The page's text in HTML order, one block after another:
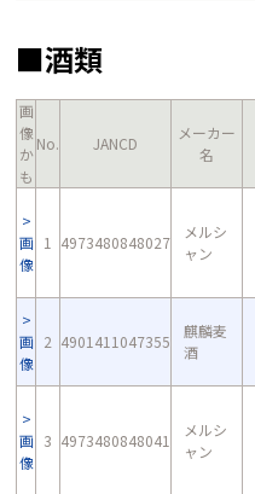
■酒類
画
像
か
も
No. JANCD
メーカー
名
画
像
1 4973480848027
メルシ
ャン
画
像
2 4901411047355
麒麟麦
酒
画
像
3 4973480848041
メルシ
ャン